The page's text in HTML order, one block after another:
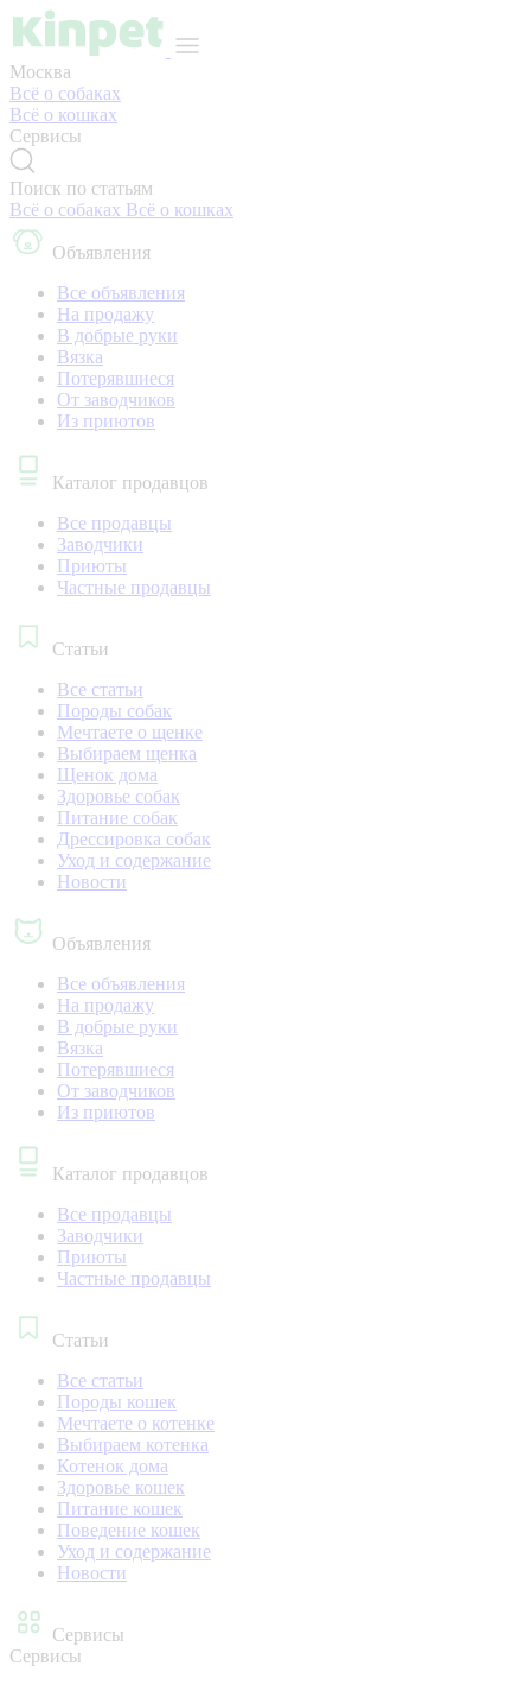
Москва
Всё о собаках
Всё о кошках
Сервисы
Поиск по статьям
Всё о собаках Всё о кошках
Объявления
Все объявления
На продажу
В добрые руки
Вязка
Потерявшиеся
От заводчиков
Из приютов
Каталог продавцов
Все продавцы
Заводчики
Приюты
Частные продавцы
Статьи
Все статьи
Породы собак
Мечтаете о щенке
Выбираем щенка
Щенок дома
Здоровье собак
Питание собак
Дрессировка собак
Уход и содержание
Новости
Объявления
Все объявления
На продажу
В добрые руки
Вязка
Потерявшиеся
От заводчиков
Из приютов
Каталог продавцов
Все продавцы
Заводчики
Приюты
Частные продавцы
Статьи
Все статьи
Породы кошек
Мечтаете о котенке
Выбираем котенка
Котенок дома
Здоровье кошек
Питание кошек
Поведение кошек
Уход и содержание
Новости
Сервисы
Сервисы